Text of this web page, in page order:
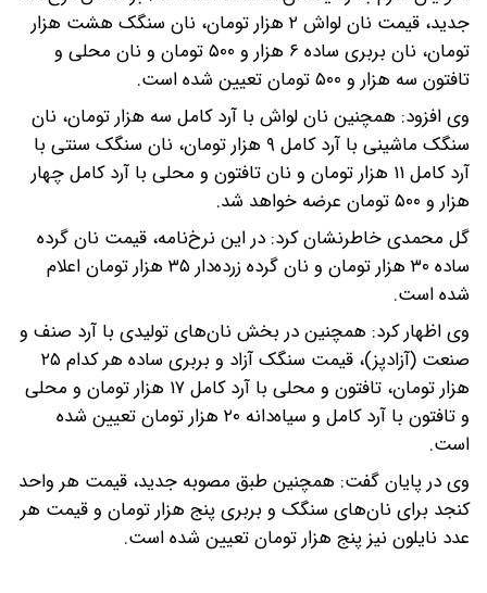
جدید، قیمت نان لواش ۲ هزار تومان، نان سنگک هشت هزار
تومان، نان بربری ساده ۶ هزار و ۵۰۰ تومان و نان محلی و
تافتون سه هزار و ۵۰۰ تومان تعیین شده است.
وی افزود: همچنین نان لواش با آرد کامل سه هزار تومان، نان
سنگک ماشینی با آرد کامل ۹ هزار تومان، نان سنگک سنتی با
آرد کامل ۱۱ هزار تومان و نان تافتون و محلی با آرد کامل چهار
هزار و ۵۰۰ تومان عرضه خواهد شد.
گل محمدی خاطرنشان کرد: در این نرخ‌نامه، قیمت نان گرده
ساده ۳۰ هزار تومان و نان گرده زرده‌دار ۳۵ هزار تومان اعلام
شده است.
وی اظهار کرد: همچنین در بخش نان‌های تولیدی با آرد صنف و
صنعت (آزادپز)، قیمت سنگک آزاد و بربری ساده هر کدام ۲۵
هزار تومان، تافتون و محلی با آرد کامل ۱۷ هزار تومان و محلی
و تافتون با آرد کامل و سیاه‌دانه ۲۰ هزار تومان تعیین شده
است.
وی در پایان گفت: همچنین طبق مصوبه جدید، قیمت هر واحد
کنجد برای نان‌های سنگک و بربری پنج هزار تومان و قیمت هر
عدد نایلون نیز پنج هزار تومان تعیین شده است.